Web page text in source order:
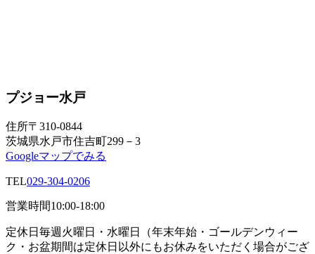
プジョー水戸
住所〒310-0844
茨城県水戸市住吉町299－3
Googleマップでみる
TEL029-304-0206
営業時間10:00-18:00
定休日 毎週火曜日・水曜日（年末年始・ゴールデンウィー
ク・お盆期間は定休日以外にもお休みをいただく場合がござ